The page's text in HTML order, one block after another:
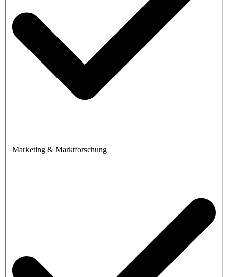
Marketing & Marktforschung